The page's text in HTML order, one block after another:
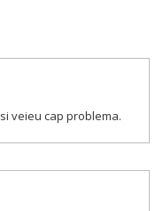
veieu cap problema.